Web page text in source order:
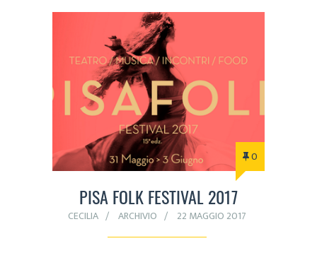
0
PISA FOLK FESTIVAL 2017
CECILIA ARCHIVIO 22 MAGGIO 2017